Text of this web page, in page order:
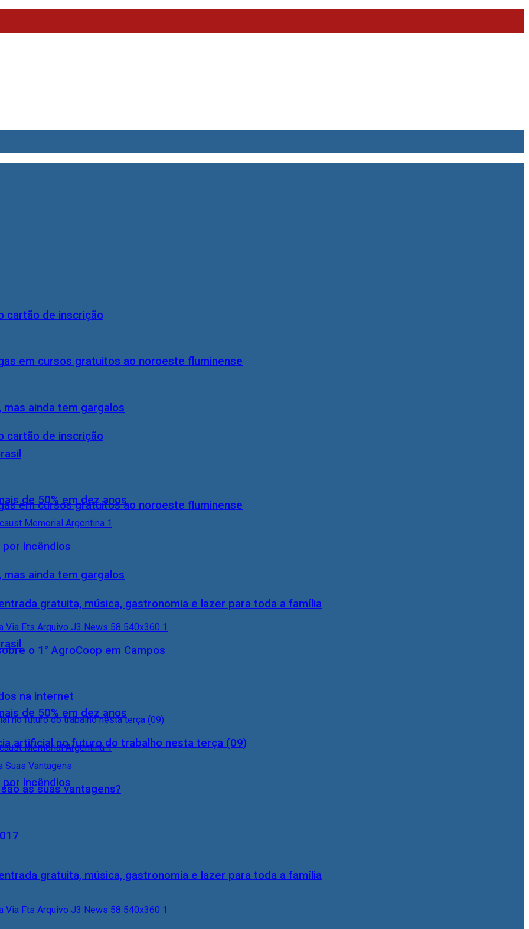
cartão de inscrição
em cursos gratuitos ao noroeste fluminense
ainda tem gargalos
de 50% em dez anos
incêndios
gratuita, música, gastronomia e lazer para toda a família
cartão de inscrição
em cursos gratuitos ao noroeste fluminense
ainda tem gargalos
de 50% em dez anos
incêndios
gratuita, música, gastronomia e lazer para toda a família
o 1° AgroCoop em Campos
na internet
artificial no futuro do trabalho nesta terça (09)
as suas vantagens?